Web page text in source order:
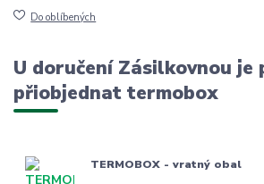
Do oblíbených
U doručení Zásilkovnou je
přiobjednat termobox
TERMOBOX - vratný obal